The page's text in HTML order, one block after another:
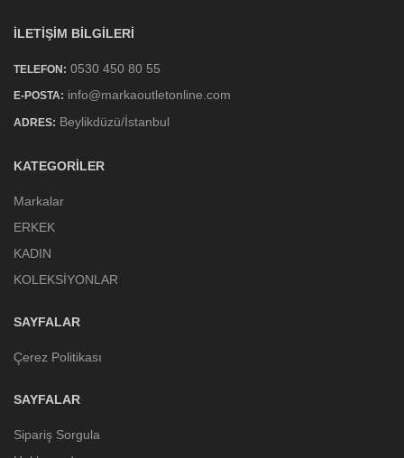
İLETIŞIM BILGILERI
TELEFON: 0530 450 80 55
E-POSTA: info@markaoutletonline.com
ADRES: Beylikdüzü/İstanbul
KATEGORILER
Markalar
ERKEK
KADIN
KOLEKSİYONLAR
SAYFALAR
Çerez Politikası
SAYFALAR
Sipariş Sorgula